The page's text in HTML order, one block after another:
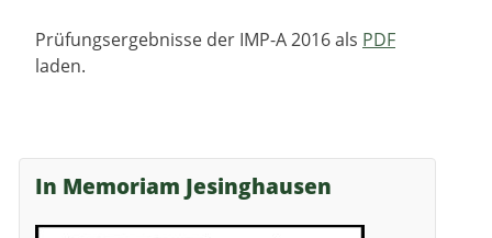
Prüfungsergebnisse der IMP-A 2016 als PDF
laden.
In Memoriam Jesinghausen